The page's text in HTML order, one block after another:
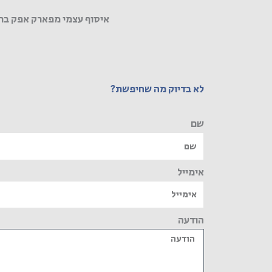
איסוף עצמי מפארק אפק
לא בדיוק מה שחיפשת?
שם
אימייל
הודעה